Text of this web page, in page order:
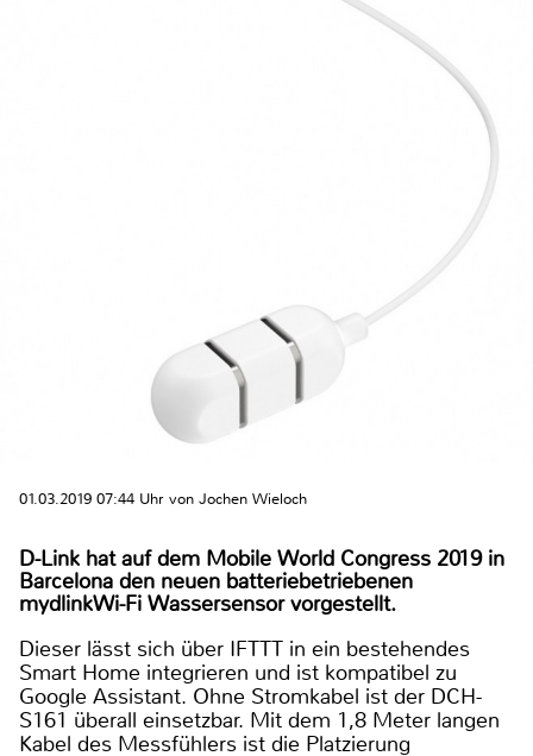
01.03.2019 07:44 Uhr von Jochen Wieloch
D-Link hat auf dem Mobile World Congress 2019 in
Barcelona den neuen batteriebetriebenen
mydlinkWi-Fi Wassersensor vorgestellt.
Dieser lässt sich über IFTTT in ein bestehendes
Smart Home integrieren und ist kompatibel zu
Google Assistant. Ohne Stromkabel ist der DCH-
S161 überall einsetzbar. Mit dem 1,8 Meter langen
Kabel des Messfühlers ist die Platzierung